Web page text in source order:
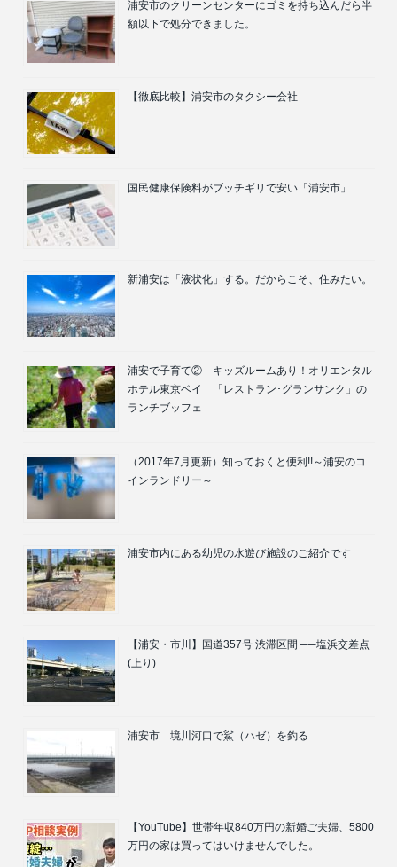
浦安市のクリーンセンターにゴミを持ち込んだら半
額以下で処分できました。
【徹底比較】浦安市のタクシー会社
国民健康保険料がブッチギリで安い「浦安市」
新浦安は「液状化」する。だからこそ、住みたい。
浦安で子育て② キッズルームあり！オリエンタル
ホテル東京ベイ 「レストラン･グランサンク」の
ランチブッフェ
（2017年7月更新）知っておくと便利!!～浦安のコ
インランドリー～
浦安市内にある幼児の水遊び施設のご紹介です
【浦安・市川】国道357号 渋滞区間 ──塩浜交差点
(上り)
浦安市 境川河口で鯊（ハゼ）を釣る
【YouTube】世帯年収840万円の新婚ご夫婦、5800
万円の家は買ってはいけませんでした。